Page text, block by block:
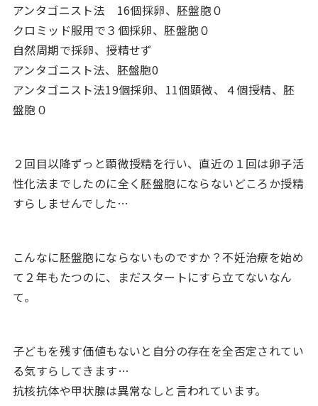
アンタゴニスト法 16個採卵、胚盤胞０
クロミッド服用で３個採卵、胚盤胞０
自然周期で採卵、授精せず
アンタゴニスト法、胚盤胞0
アンタゴニスト法19個採卵、11個顕微、４個授精、胚
盤胞０
２回目以降ずっと顕微授精を行い、直近の１回は卵子活
性化法までしたのに全く胚盤胞にならないどころか授精
すらしませんでした…
こんなに胚盤胞にならないものですか？不妊治療を始め
て２年もたつのに、まだスタートにすら立てないなん
て。
子どもを残す価値もないと自分の存在を全否定されてい
る気すらしてきます…
抗核抗体や甲状腺は異常なしと言われています。